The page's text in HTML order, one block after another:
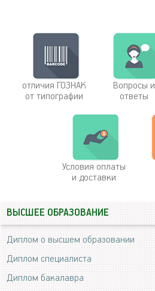
отличия ГОЗНАК
от типографии
Вопросы и
ответы
Условия оплаты
и доставки
ВЫСШЕЕ ОБРАЗОВАНИЕ
Диплом о высшем образовании
Диплом специалиста
Диплом бакалавра